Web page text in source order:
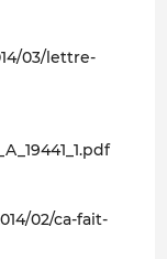
03/lettre-
02/ca-fait-